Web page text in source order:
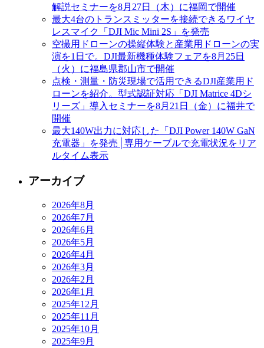
解説セミナーを8月27日（木）に福岡で開催
最大4台のトランスミッターを接続できるワイヤ
レスマイク「DJI Mic Mini 2S」を発売
空撮用ドローンの操縦体験と産業用ドローンの実
演を1日で。DJI最新機種体験フェアを8月25日
（火）に福島県郡山市で開催
点検・測量・防災現場で活用できるDJI産業用ド
ローンを紹介。型式認証対応「DJI Matrice 4Dシ
リーズ」導入セミナーを8月21日（金）に福井で
開催
最大140W出力に対応した「DJI Power 140W GaN
充電器」を発売│専用ケーブルで充電状況をリア
ルタイム表示
アーカイブ
2026年8月
2026年7月
2026年6月
2026年5月
2026年4月
2026年3月
2026年2月
2026年1月
2025年12月
2025年11月
2025年10月
2025年9月